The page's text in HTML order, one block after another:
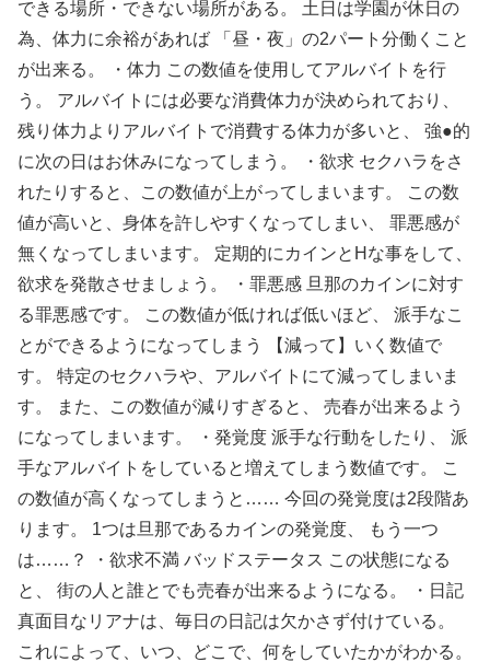
できる場所・できない場所がある。 土日は学園が休日の
為、体力に余裕があれば 「昼・夜」の2パート分働くこと
が出来る。 ・体力 この数値を使用してアルバイトを行
う。 アルバイトには必要な消費体力が決められており、
残り体力よりアルバイトで消費する体力が多いと、 強●的
に次の日はお休みになってしまう。 ・欲求 セクハラをさ
れたりすると、この数値が上がってしまいます。 この数
値が高いと、身体を許しやすくなってしまい、 罪悪感が
無くなってしまいます。 定期的にカインとHな事をして、
欲求を発散させましょう。 ・罪悪感 旦那のカインに対す
る罪悪感です。 この数値が低ければ低いほど、 派手なこ
とができるようになってしまう 【減って】いく数値で
す。 特定のセクハラや、アルバイトにて減ってしまいま
す。 また、この数値が減りすぎると、 売春が出来るよう
になってしまいます。 ・発覚度 派手な行動をしたり、 派
手なアルバイトをしていると増えてしまう数値です。 こ
の数値が高くなってしまうと…… 今回の発覚度は2段階あ
ります。 1つは旦那であるカインの発覚度、 もう一つ
は……？ ・欲求不満 バッドステータス この状態になる
と、 街の人と誰とでも売春が出来るようになる。 ・日記
真面目なリアナは、毎日の日記は欠かさず付けている。
これによって、いつ、どこで、何をしていたかがわかる。